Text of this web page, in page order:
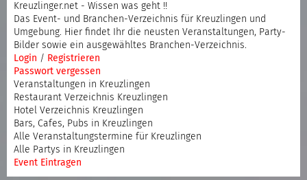
Kreuzlinger.net - Wissen was geht !!
Das Event- und Branchen-Verzeichnis für Kreuzlingen und
Umgebung. Hier findet Ihr die neusten Veranstaltungen, Party-
Bilder sowie ein ausgewähltes Branchen-Verzeichnis.
Login / Registrieren
Passwort vergessen
Veranstaltungen in Kreuzlingen
Restaurant Verzeichnis Kreuzlingen
Hotel Verzeichnis Kreuzlingen
Bars, Cafes, Pubs in Kreuzlingen
Alle Veranstaltungstermine für Kreuzlingen
Alle Partys in Kreuzlingen
Event Eintragen